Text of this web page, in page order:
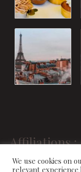
Affiliations :
We use cookies on
relevant